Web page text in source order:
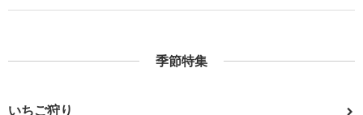
季節特集
いちご狩り